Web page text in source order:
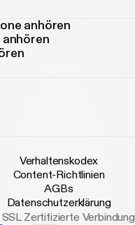
anhören
Verhaltenskodex
Content-Richtlinien
AGBs
Datenschutzerklärung
SSL Zertifizierte Verbindung